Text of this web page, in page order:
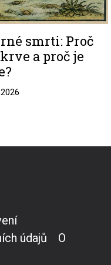
smrti: Proč
a proč je
údajů
O